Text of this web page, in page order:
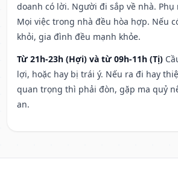
doanh có lời. Người đi sắp về nhà.
Mọi việc trong nhà đều hòa hợp. Nếu
khỏi, gia đình đều mạnh khỏe.
Từ 21h-23h (Hợi) và từ 09h-11h (Tị)
lợi, hoặc hay bị trái ý. Nếu ra đi hay
quan trọng thì phải đòn, gặp ma quỷ
an.